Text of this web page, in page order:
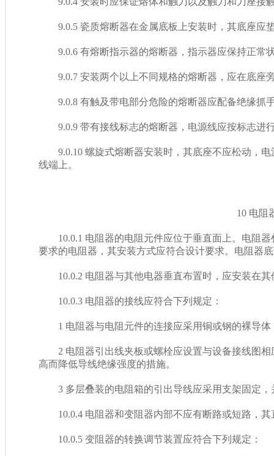
9.0.5 瓷质熔断器在金属底板上安装时，其底座应垫软
9.0.6 有熔断指示器的熔断器，指示器应保持正常状态
9.0.7 安装两个以上不同规格的熔断器，应在底座旁标
9.0.8 有触及带电部分危险的熔断器应配备绝缘抓手
9.0.9 带有接线标志的熔断器，电源线应按标志进行
9.0.10 螺旋式熔断器安装时，其底座不应松动，
线端上。
10 电阻器
10.0.1 电阻器的电阻元件应位于垂直面上。电阻器
要求的电阻器，其安装方式应符合设计要求。电阻器
10.0.2 电阻器与其他电器垂直布置时，应安装在其他
10.0.3 电阻器的接线应符合下列规定：
1 电阻器与电阻元件的连接应采用铜或钢的裸导体
2 电阻器引出线夹板或螺栓应设置与设备接线图相应
高而降低导线绝缘强度的措施。
3 多层叠装的电阻箱的引出导线应采用支架固定，
10.0.4 电阻器和变阻器内部不应有断路或短路，其
10.0.5 变阻器的转换调节装置应符合下列规定：